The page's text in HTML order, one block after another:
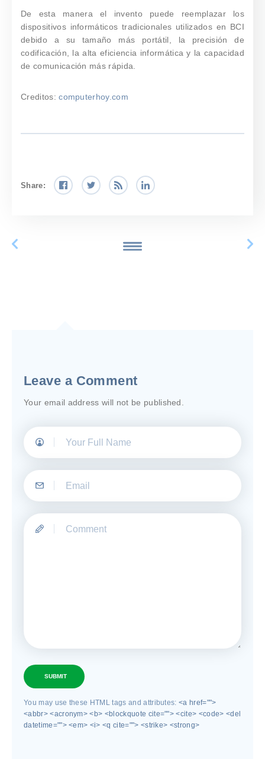
De esta manera el invento puede reemplazar los
dispositivos informáticos tradicionales utilizados en BCI
debido a su tamaño más portátil, la precisión de
codificación, la alta eficiencia informática y la capacidad
de comunicación más rápida.
Creditos:computerhoy.com
Share:
Leave a Comment
Your email address will not be published.
SUBMIT
You may use these HTML tags and attributes:<a href="">
<abbr> <acronym> <b> <blockquote cite=""> <cite> <code> <del
datetime=""> <em> <i> <q cite=""> <strike> <strong>